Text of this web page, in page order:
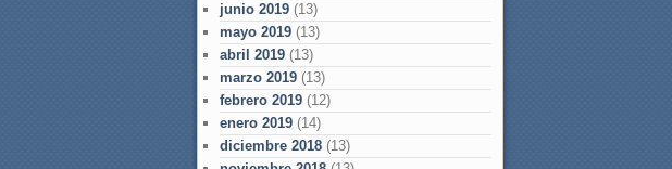
junio 2019 (13)
mayo 2019 (13)
abril 2019 (13)
marzo 2019 (13)
febrero 2019 (12)
enero 2019 (14)
diciembre 2018 (13)